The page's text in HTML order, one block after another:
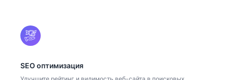
SEO оптимизация